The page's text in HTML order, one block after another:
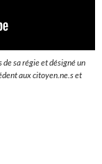
sa régie et désigné un
aux citoyen.ne.s et